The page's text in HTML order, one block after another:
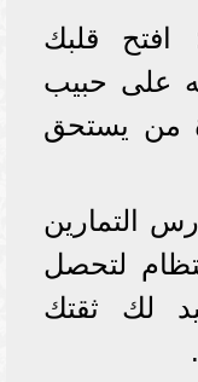
افتح قلبك
على حبيب
من يستحق
التمارين
لتحصل
لك ثقتك